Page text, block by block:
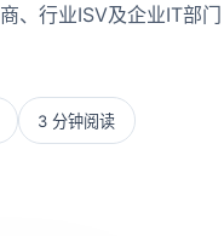
、行业ISV及企业IT部门
3 分钟阅读